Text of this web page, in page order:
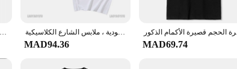
تي شيرت اليوم الوطني السعودي للرجال والنساء ، قطن ، تي شيرت عطلة مضحك ، ملابس قصيرة الأكمام ، رقبة دائرية فكاهية ، بضائع ، كل الفصول تي شيرت ملك المملكة العربية السعودية ، ملابس الشارع الكلاسيكية ، Y2k ، الصيف ، 23 ، سيبمبر ،
MAD94.36 MAD69.74